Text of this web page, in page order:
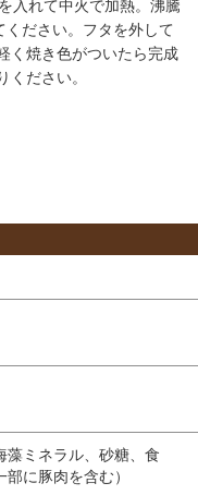
入れて中火で加熱。沸騰
ください。フタを外して
く焼き色がついたら完成
ださい。